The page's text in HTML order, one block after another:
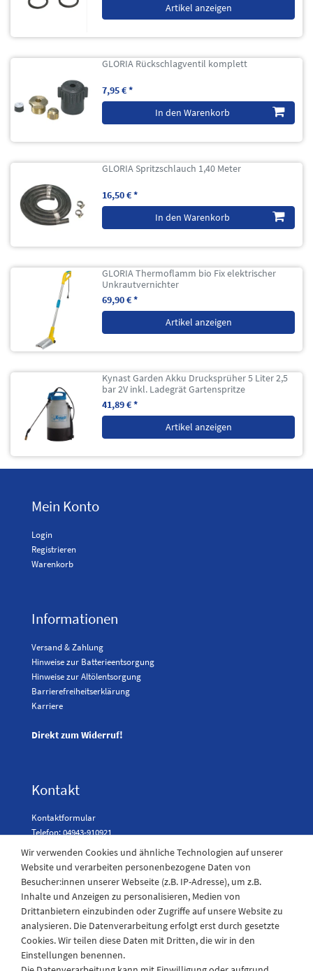
Artikel anzeigen
GLORIA Rückschlagventil komplett
7,95 € *
In den Warenkorb
GLORIA Spritzschlauch 1,40 Meter
16,50 € *
In den Warenkorb
GLORIA Thermoflamm bio Fix elektrischer
Unkrautvernichter
69,90 € *
Artikel anzeigen
Kynast Garden Akku Drucksprüher 5 Liter 2,5
bar 2V inkl. Ladegrät Gartenspritze
41,89 € *
Artikel anzeigen
Mein Konto
Login
Registrieren
Warenkorb
Informationen
Versand & Zahlung
Hinweise zur Batterieentsorgung
Hinweise zur Altölentsorgung
Barrierefreiheitserklärung
Karriere
Direkt zum Widerruf!
Kontakt
Kontaktformular
Telefon: 04943-910921
Laden Öffnungszeiten
Montag - Freitag
08:30 - 12:30 und 13.00 - 17.30 Uhr
Samstags
08:30 bis 12:30 Uhr
Wir verwenden Cookies und ähnliche Technologien auf unserer
Website und verarbeiten personenbezogene Daten von
Besucher:innen unserer Webseite (z.B. IP-Adresse), um z.B.
Inhalte und Anzeigen zu personalisieren, Medien von
Drittanbietern einzubinden oder Zugriffe auf unsere Website zu
analysieren. Die Datenverarbeitung erfolgt erst durch gesetzte
Cookies. Wir teilen diese Daten mit Dritten, die wir in den
Einstellungen benennen.